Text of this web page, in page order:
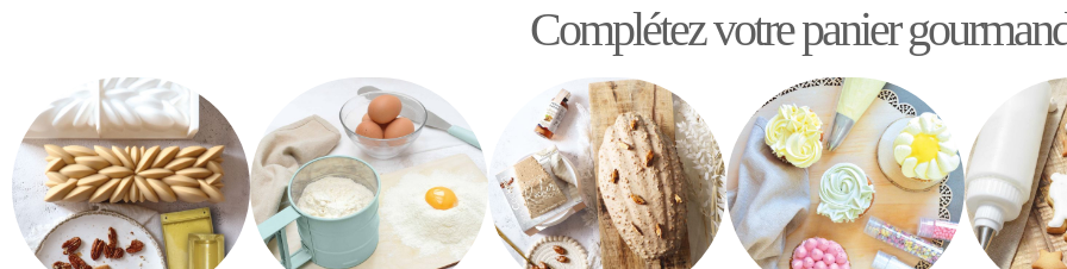
Complétez votre panier